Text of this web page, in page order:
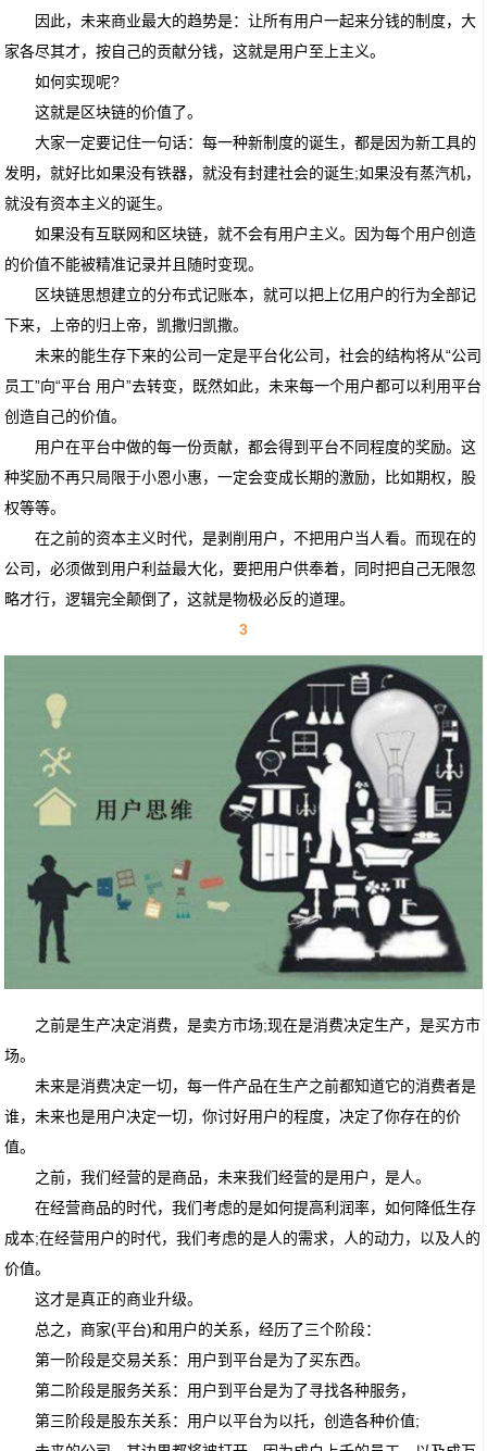
因此，未来商业最大的趋势是：让所有用户一起来分钱的制度，大
家各尽其才，按自己的贡献分钱，这就是用户至上主义。
如何实现呢?
这就是区块链的价值了。
大家一定要记住一句话：每一种新制度的诞生，都是因为新工具的
发明，就好比如果没有铁器，就没有封建社会的诞生;如果没有蒸汽机，
就没有资本主义的诞生。
如果没有互联网和区块链，就不会有用户主义。因为每个用户创造
的价值不能被精准记录并且随时变现。
区块链思想建立的分布式记账本，就可以把上亿用户的行为全部记
下来，上帝的归上帝，凯撒归凯撒。
未来的能生存下来的公司一定是平台化公司，社会的结构将从“公司
员工”向“平台 用户”去转变，既然如此，未来每一个用户都可以利用平台
创造自己的价值。
用户在平台中做的每一份贡献，都会得到平台不同程度的奖励。这
种奖励不再只局限于小恩小惠，一定会变成长期的激励，比如期权，股
权等等。
在之前的资本主义时代，是剥削用户，不把用户当人看。而现在的
公司，必须做到用户利益最大化，要把用户供奉着，同时把自己无限忽
略才行，逻辑完全颠倒了，这就是物极必反的道理。
3
之前是生产决定消费，是卖方市场;现在是消费决定生产，是买方市
场。
未来是消费决定一切，每一件产品在生产之前都知道它的消费者是
谁，未来也是用户决定一切，你讨好用户的程度，决定了你存在的价
值。
之前，我们经营的是商品，未来我们经营的是用户，是人。
在经营商品的时代，我们考虑的是如何提高利润率，如何降低生存
成本;在经营用户的时代，我们考虑的是人的需求，人的动力，以及人的
价值。
这才是真正的商业升级。
总之，商家(平台)和用户的关系，经历了三个阶段：
第一阶段是交易关系：用户到平台是为了买东西。
第二阶段是服务关系：用户到平台是为了寻找各种服务，
第三阶段是股东关系：用户以平台为以托，创造各种价值;